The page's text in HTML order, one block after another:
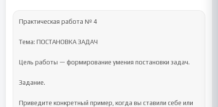
Практическая работа № 4
Тема: ПОСТАНОВКА ЗАДАЧ
Цель работы — формирование умения постановки задач.
Задание.
Приведите конкретный пример, когда вы ставили себе или